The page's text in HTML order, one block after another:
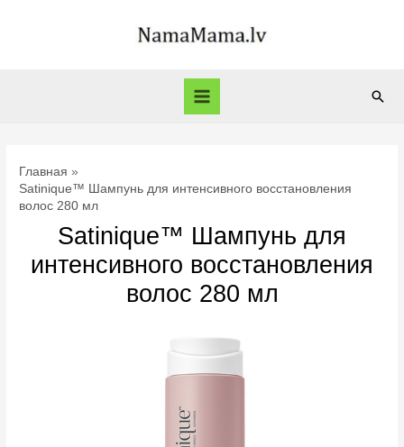
Main
Главная
Satinique™ Шампунь для интенсивного восстановления
волос 280 мл
Satinique™ Шампунь для
интенсивного восстановления
волос 280 мл